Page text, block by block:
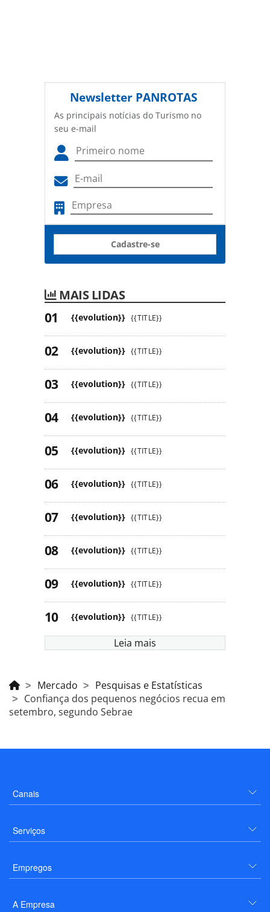
Newsletter PANROTAS
As principais notícias do Turismo no
seu e-mail
Cadastre-se
MAIS LIDAS
{{evolution}} {{TITLE}}
{{evolution}} {{TITLE}}
{{evolution}} {{TITLE}}
{{evolution}} {{TITLE}}
{{evolution}} {{TITLE}}
{{evolution}} {{TITLE}}
{{evolution}} {{TITLE}}
{{evolution}} {{TITLE}}
{{evolution}} {{TITLE}}
{{evolution}} {{TITLE}}
Leia mais
Mercado
Pesquisas e Estatísticas
Confiança dos pequenos negócios recua em
setembro, segundo Sebrae
Canais
Serviços
Empregos
A Empresa